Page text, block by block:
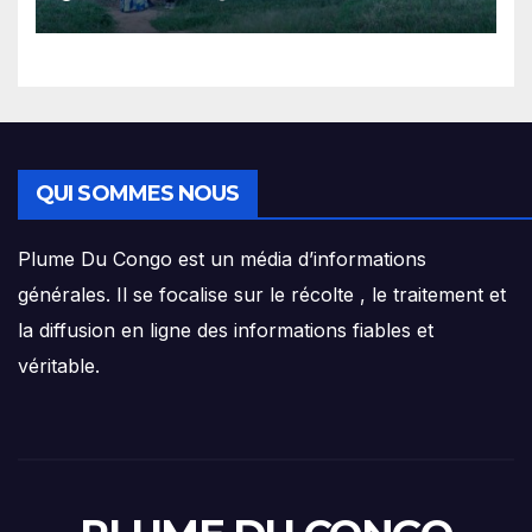
salvateur de l’Hon. Carly
Nzanzu Kasivita
QUI SOMMES NOUS
Plume Du Congo est un média d’informations
générales. Il se focalise sur le récolte , le traitement et
la diffusion en ligne des informations fiables et
véritable.